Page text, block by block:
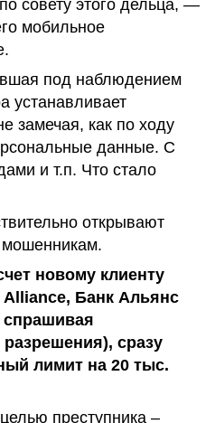
совету этого дельца, —
мобильное
под наблюдением
устанавливает
замечая, как по ходу
данные. С
и т.п. Что стало
открывают
мошенникам.
новому клиенту
Банк Альянс
спрашивая
разрешения), сразу
лимит на 20 тыс.
преступника –